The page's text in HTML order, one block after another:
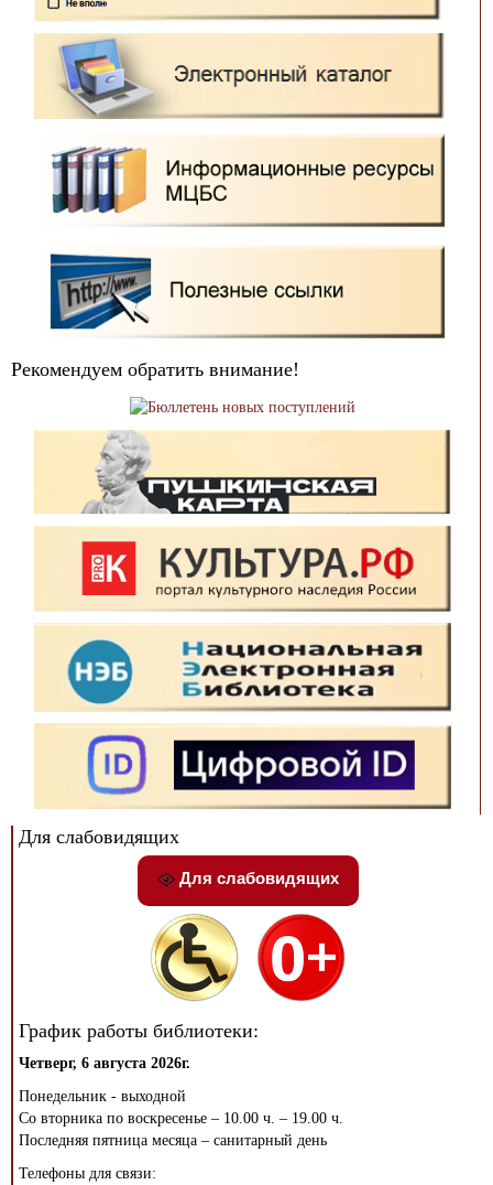
Рекомендуем обратить внимание!
Для слабовидящих
Для слабовидящих
График работы библиотеки:
Четверг, 6 августа 2026г.
Понедельник - выходной
Со вторника по воскресенье – 10.00 ч. – 19.00 ч.
Последняя пятница месяца – санитарный день
Телефоны для связи: